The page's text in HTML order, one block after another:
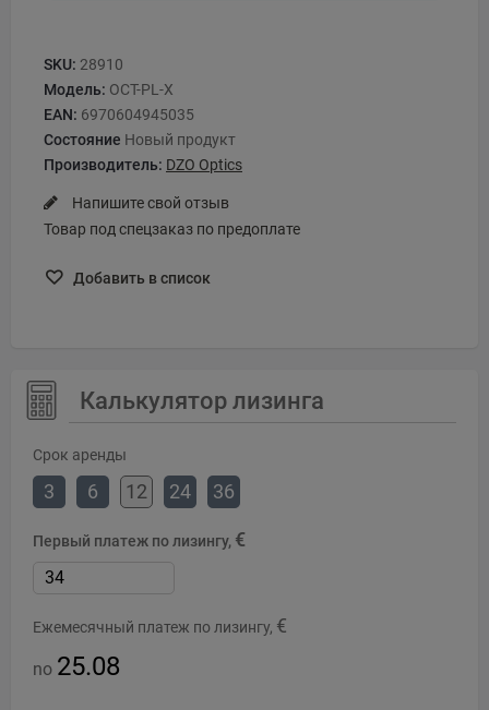
SKU: 28910
Модель: OCT-PL-X
EAN: 6970604945035
Состояние Новый продукт
Производитель: DZO Optics
Напишите свой отзыв
Товар под спецзаказ по предоплате
Добавить в список
Калькулятор лизинга
Срок аренды
3 6 12 24 36
Первый платеж по лизингу, €
Ежемесячный платеж по лизингу, €
no 25.08